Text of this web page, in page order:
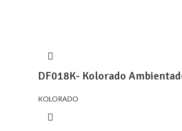
DF018K- Kolorado
KOLORADO